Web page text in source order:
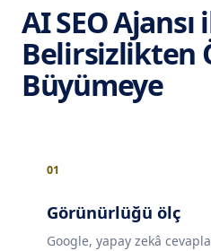
AI SEO Ajansı
Belirsizlikten
Büyümeye
01
Görünürlüğü ölç
Google, yapay zekâ